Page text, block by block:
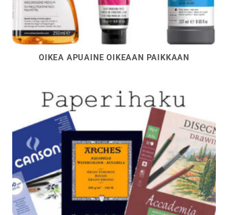
OIKEA APUAINE OIKEAAN PAIKKAAN